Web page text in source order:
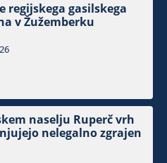
regijskega gasilskega
v Žužemberku
naselju Ruperč vrh
nelegalno zgrajen